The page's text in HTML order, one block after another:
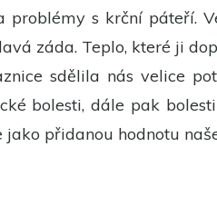
problémy s krční páteří.
záda. Teplo, které ji
sdělila nás velice
bolesti, dále pak
přidanou hodnotu